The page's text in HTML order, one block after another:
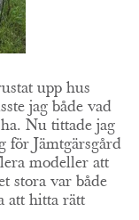
upp hus
jag både vad
Nu tittade jag
för Jämtgärsgård
modeller att
stora var både
att hitta rätt